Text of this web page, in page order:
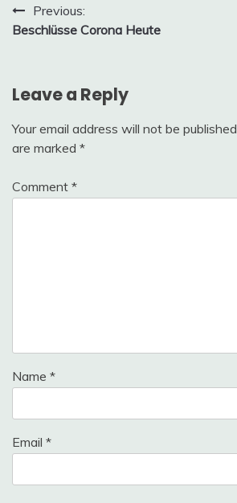
Post
navigation
Previous:
Beschlüsse Corona Heute
Leave a Reply
Your email address will not be published.
are marked *
Comment *
Name *
Email *